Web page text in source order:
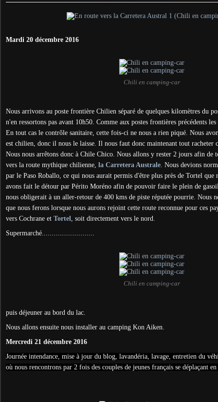
Mardi 20 décembre 2016
Chili en camping-car
Nous arrivons au poste frontière Chilien séparé de quelques kilomètres du
n'en ressortons pas avant 10h50. Comme aux postes frontières précédents
En tout cas le contrôle sanitaire, cette fois-ci ne nous a rien piqué. Nous
est chilien, donc il nous le laisse. Il nous faut donc maintenant tout racheter
Nous nous arrêtons donc à Chile Chico. Nous allons y rester 2 jours afin de
vers la route mythique chilienne, la Carretera Australe. Nous devions
par le Paso Roballo, ce qui nous aurait permis d'être plus près de Tortel que
avons fait le détour par Périto Moréno afin de pouvoir faire le plein de
nous obligerait à un aller-retour de 400 kms de piste réputée pourrie. Nous
que nous ferons lorsque nous aurons rejoint cette route reconnue pour ces
vers Cochrane et Tortel, soit directement vers le nord.
Supermarché...........................
Chili en camping-car
puis déjeuner au bord du lac.
Nous allons ensuite nous installer au camping Kon Aiken.
Mercredi 21 décembre 2016
Journée intendance, mise à jour du blog, lavandéria, lavage, entretien du
où nous rencontrons par 2 fois des couples de jeunes français se déplaçant